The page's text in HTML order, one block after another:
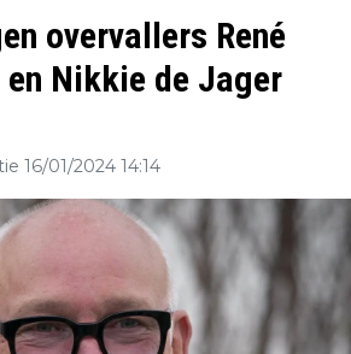
overvallers René
en Nikkie de Jager
16/01/2024 14:14